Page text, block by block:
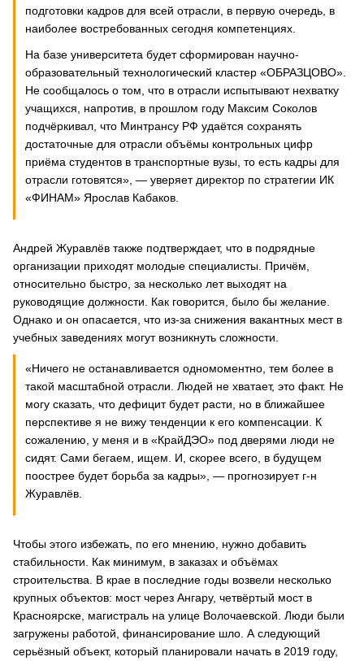
подготовки кадров для всей отрасли, в первую очередь, в
наиболее востребованных сегодня компетенциях.
На базе университета будет сформирован научно-
образовательный технологический кластер «ОБРАЗЦОВО».
Не сообщалось о том, что в отрасли испытывают нехватку
учащихся, напротив, в прошлом году Максим Соколов
подчёркивал, что Минтрансу РФ удаётся сохранять
достаточные для отрасли объёмы контрольных цифр
приёма студентов в транспортные вузы, то есть кадры для
отрасли готовятся», — уверяет директор по стратегии ИК
«ФИНАМ» Ярослав Кабаков.
Андрей Журавлёв также подтверждает, что в подрядные
организации приходят молодые специалисты. Причём,
относительно быстро, за несколько лет выходят на
руководящие должности. Как говорится, было бы желание.
Однако и он опасается, что из-за снижения вакантных мест в
учебных заведениях могут возникнуть сложности.
«Ничего не останавливается одномоментно, тем более в
такой масштабной отрасли. Людей не хватает, это факт. Не
могу сказать, что дефицит будет расти, но в ближайшее
перспективе я не вижу тенденции к его компенсации. К
сожалению, у меня и в «КрайДЭО» под дверями люди не
сидят. Сами бегаем, ищем. И, скорее всего, в будущем
поострее будет борьба за кадры», — прогнозирует г-н
Журавлёв.
Чтобы этого избежать, по его мнению, нужно добавить
стабильности. Как минимум, в заказах и объёмах
строительства. В крае в последние годы возвели несколько
крупных объектов: мост через Ангару, четвёртый мост в
Красноярске, магистраль на улице Волочаевской. Люди были
загружены работой, финансирование шло. А следующий
серьёзный объект, который планировали начать в 2019 году,